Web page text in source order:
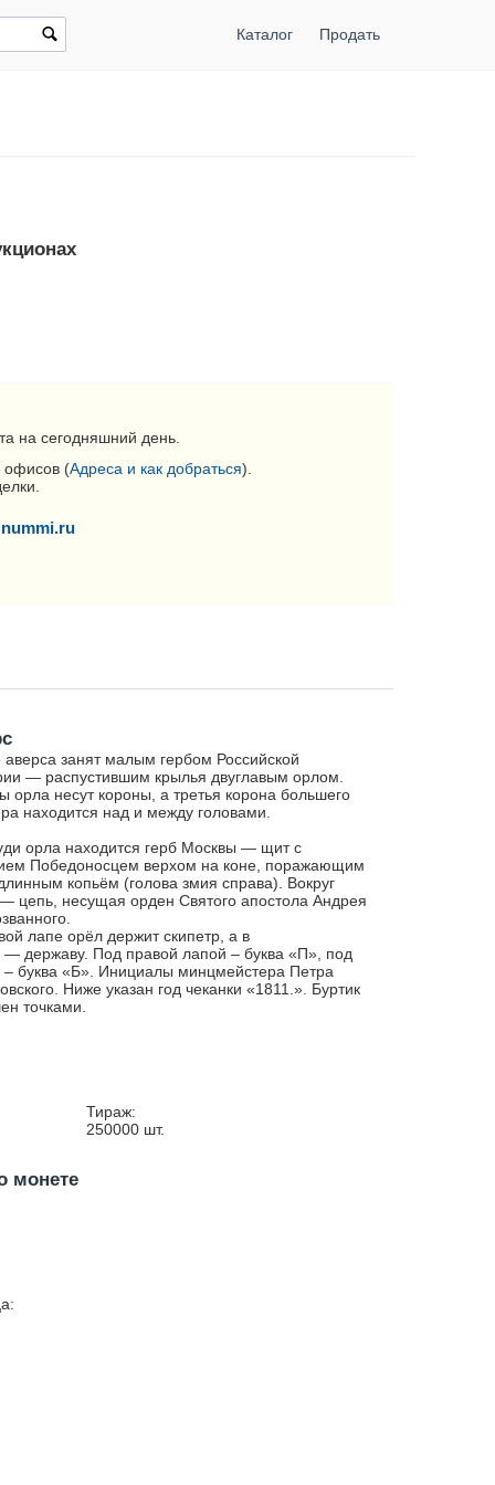
Каталог Продать
на сегодняшний день.
офисов (Адреса и как добраться).
аверса занят малым гербом Российской
— распустившим крылья двуглавым орлом.
орла несут короны, а третья корона большего
находится над и между головами.
орла находится герб Москвы — щит с
Победоносцем верхом на коне, поражающим
копьём (голова змия справа). Вокруг
цепь, несущая орден Святого апостола Андрея
лапе орёл держит скипетр, а в
— державу. Под правой лапой – буква «П», под
– буква «Б». Инициалы минцмейстера Петра
Ниже указан год чеканки «1811.». Буртик
точками.
Тираж:
250000 шт.
монете